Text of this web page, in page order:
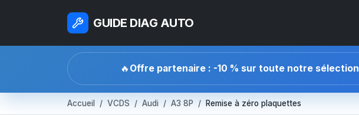
GUIDE DIAG AUTO
🔥 Offre partenaire : -10 % sur toute notre
Accueil VCDS Audi A3 8P Remise à zéro plaquettes